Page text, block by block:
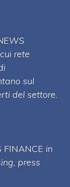
rete
sul
del settore.
FINANCE in
press